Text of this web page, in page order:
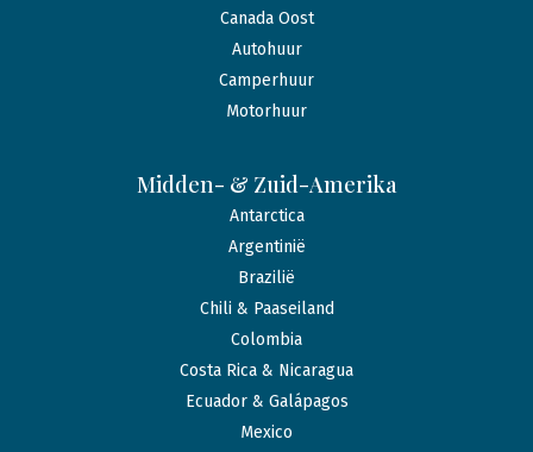
Canada Oost
Autohuur
Camperhuur
Motorhuur
Midden- & Zuid-Amerika
Antarctica
Argentinië
Brazilië
Chili & Paaseiland
Colombia
Costa Rica & Nicaragua
Ecuador & Galápagos
Mexico